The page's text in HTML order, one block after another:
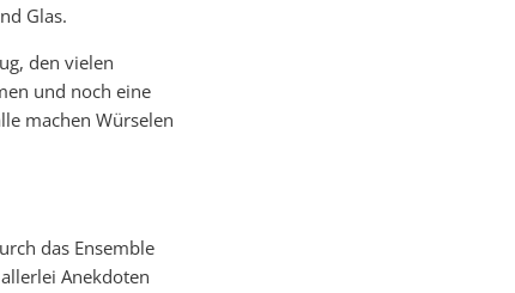
Glas.
den vielen
und noch eine
machen Würselen
das Ensemble
Anekdoten